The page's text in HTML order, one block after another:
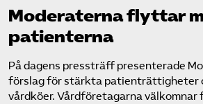
Moderaterna flyttar
patienterna
På dagens pressträff presenterade
förslag för stärkta patienträttigheter
vårdköer. Vårdföretagarna välkomnar